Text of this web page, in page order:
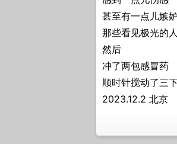
甚至有一点儿嫉妒
那些看见极光的人
然后
冲了两包感冒药
顺时针搅动了三
2023.12.2 北京